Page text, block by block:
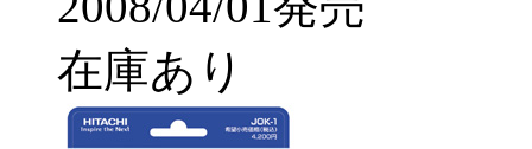
在庫あり